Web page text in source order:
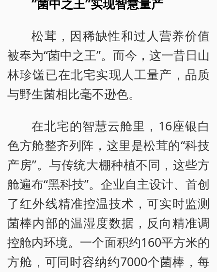
“菌中之王”实现智慧量产
松茸，因稀缺性和过人营养价值
被奉为“菌中之王”。而今，这一昔日山
林珍馐已在北宅实现人工量产，品质
与野生菌相比毫不逊色。
在北宅的智慧云舱里，16座银白
色方舱整齐列阵，这里是松茸的“科技
产房”。与传统大棚种植不同，这些方
舱遍布“黑科技”。企业自主设计、首创
了红外线精准控温技术，可实时监测
菌棒内部的温湿度数据，反向精准调
控舱内环境。一个面积约160平方米的
方舱，可同时容纳约7000个菌棒，每